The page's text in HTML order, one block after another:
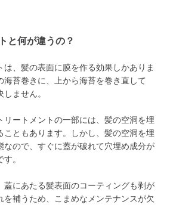
と何が違うの？
は、髪の表面に膜を作る効果しかありま
海苔巻きに、上から海苔を巻き直して
ません。
リートメントの一部には、髪の空洞を埋
こともあります。しかし、髪の空洞を埋
なので、すぐに蓋が破れて穴埋め成分が
。
蓋にあたる髪表面のコーティングも剥が
を補うため、こまめなメンテナンスが欠